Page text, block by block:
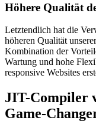
Höhere Qualität
Letztendlich hat die
höheren Qualität
Kombination der
Wartung und hohe
responsive Websites
JIT-Compiler
Game-